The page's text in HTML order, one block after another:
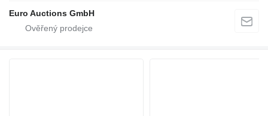
Euro Auctions GmbH